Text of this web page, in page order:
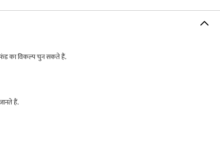
फंड का विकल्प चुन सकते हैं.
हैं.